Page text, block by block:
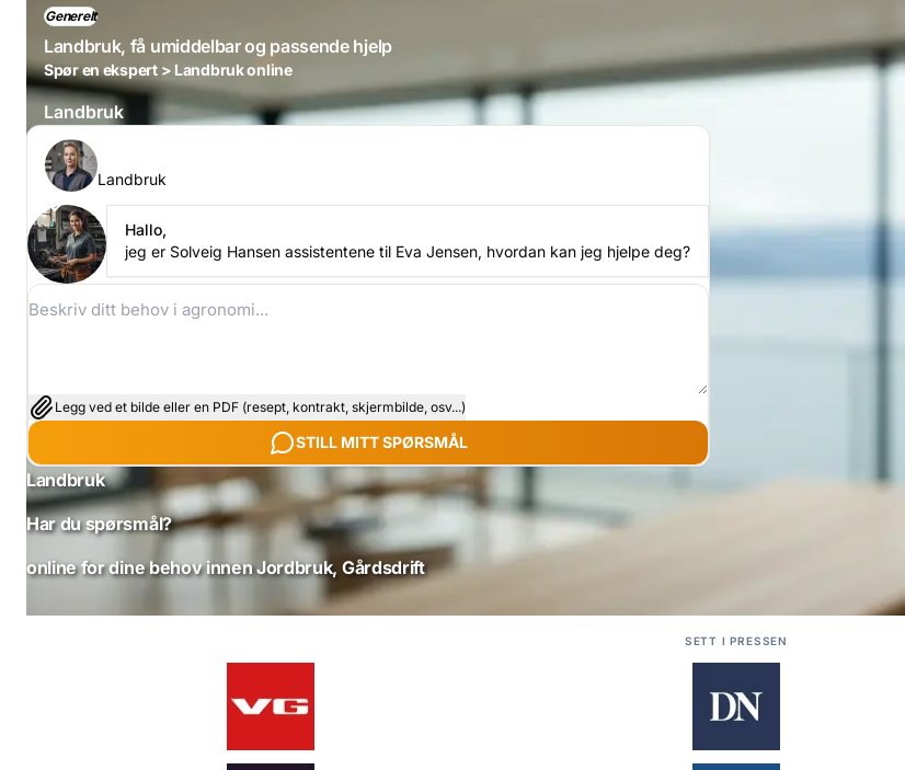
Generelt
Landbruk, få umiddelbar og passende hjelp
Spør en ekspert > Landbruk online
Landbruk
Landbruk
Hallo,
jeg er Solveig Hansen assistentene til Eva Jensen, hvordan kan jeg hjelpe deg?
Legg ved et bilde eller en PDF (resept, kontrakt, skjermbilde, osv...)
STILL MITT SPØRSMÅL
Landbruk
Har du spørsmål?
online for dine behov innen Jordbruk, Gårdsdrift
SETT I PRESSEN